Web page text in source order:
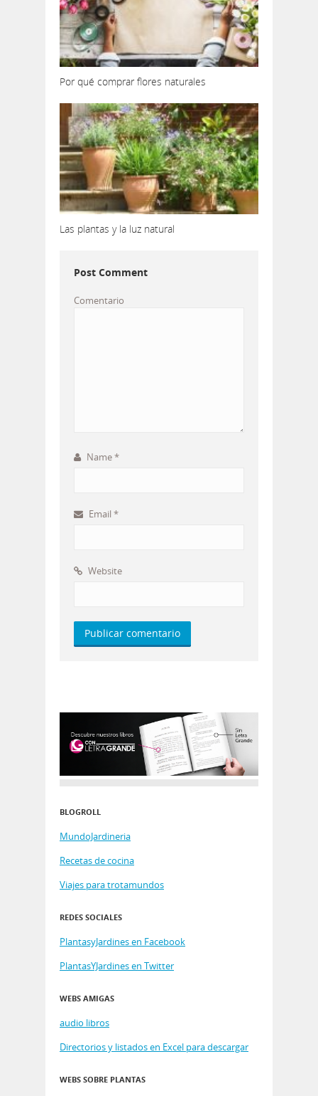
Por qué comprar flores naturales
Las plantas y la luz natural
Post Comment
Comentario
Name*
Email *
Website
BLOGROLL
MundoJardineria
Recetas de cocina
Viajes para trotamundos
REDES SOCIALES
PlantasyJardines en Facebook
PlantasYJardines en Twitter
WEBS AMIGAS
audio libros
Directorios y listados en Excel para descargar
WEBS SOBRE PLANTAS